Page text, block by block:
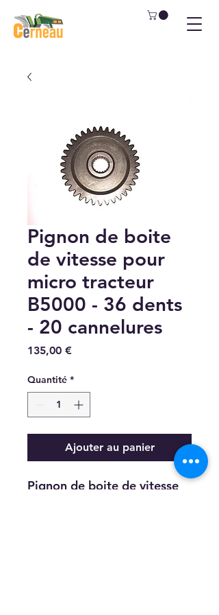
Pignon de boite
de vitesse pour
micro tracteur
B5000 - 36 dents
- 20 cannelures
135,00 €Prix
Quantité *
Ajouter au panier
Pignon de boite de vitesse